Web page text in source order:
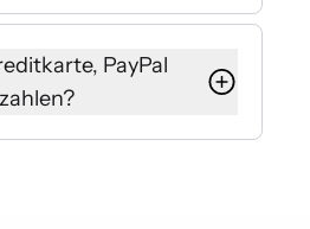
Plan in den
Internxt-Kontos
wird
PayPal